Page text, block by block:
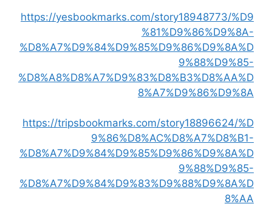
https://yesbookmarks.com/story18948773/%D9
%81%D9%86%D9%8A-
%D8%A7%D9%84%D9%85%D9%86%D9%8A%D
9%88%D9%85-
%D8%A8%D8%A7%D9%83%D8%B3%D8%AA%D
8%A7%D9%86%D9%8A
https://tripsbookmarks.com/story18896624/%D
9%86%D8%AC%D8%A7%D8%B1-
%D8%A7%D9%84%D9%85%D9%86%D9%8A%D
9%88%D9%85-
%D8%A7%D9%84%D9%83%D9%88%D9%8A%D
8%AA